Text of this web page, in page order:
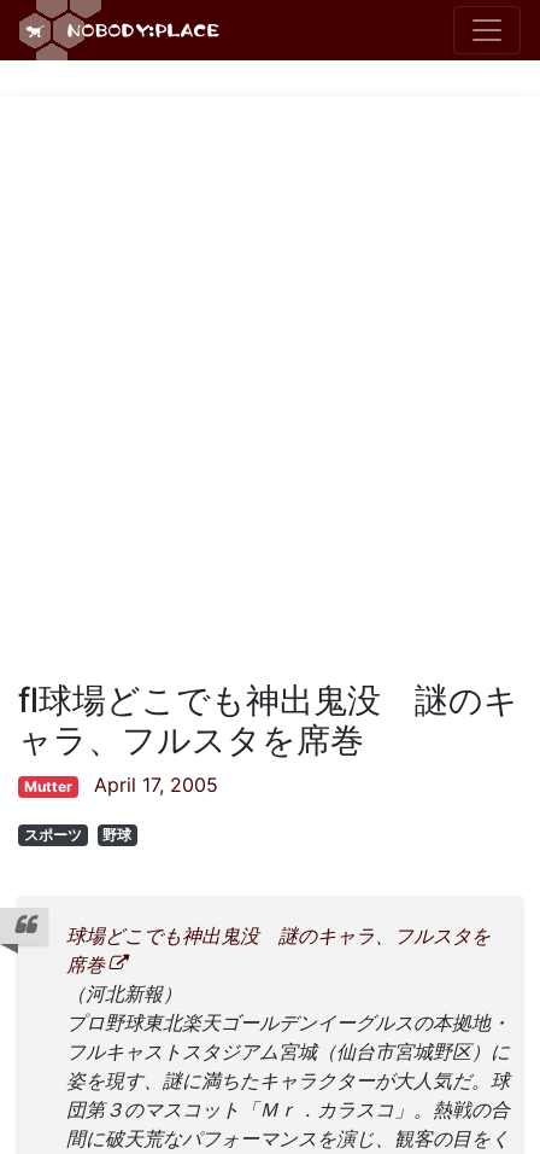
fl球場どこでも神出鬼没 謎のキ
ャラ、フルスタを席巻
Mutter April 17, 2005
スポーツ 野球
球場どこでも神出鬼没 謎のキャラ、フルスタを
席巻
（河北新報）
プロ野球東北楽天ゴールデンイーグルスの本拠地・
フルキャストスタジアム宮城（仙台市宮城野区）に
姿を現す、謎に満ちたキャラクターが大人気だ。球
団第３のマスコット「Ｍｒ．カラスコ」。熱戦の合
間に破天荒なパフォーマンスを演じ、観客の目をく